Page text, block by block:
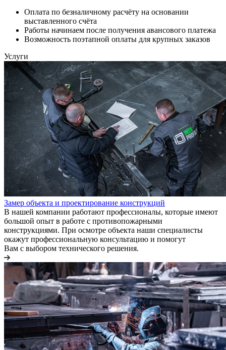
Оплата по безналичному расчёту на основании
выставленного счёта
Работы начинаем после получения авансового платежа
Возможность поэтапной оплаты для крупных заказов
Услуги
Замер объекта и проектирование конструкций
В нашей компании работают профессионалы, которые имеют
большой опыт в работе с противопожарными
конструкциями. При осмотре объекта наши специалисты
окажут профессиональную консультацию и помогут
Вам с выбором технического решения.